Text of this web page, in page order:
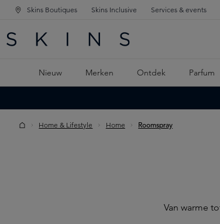
NAVIGATIE
DE HOOFDINHOUD
Skins Boutiques Skins Inclusive Services & events
Nieuw Merken Ontdek Parfum
Home & Lifestyle Home Roomspray
Van warme